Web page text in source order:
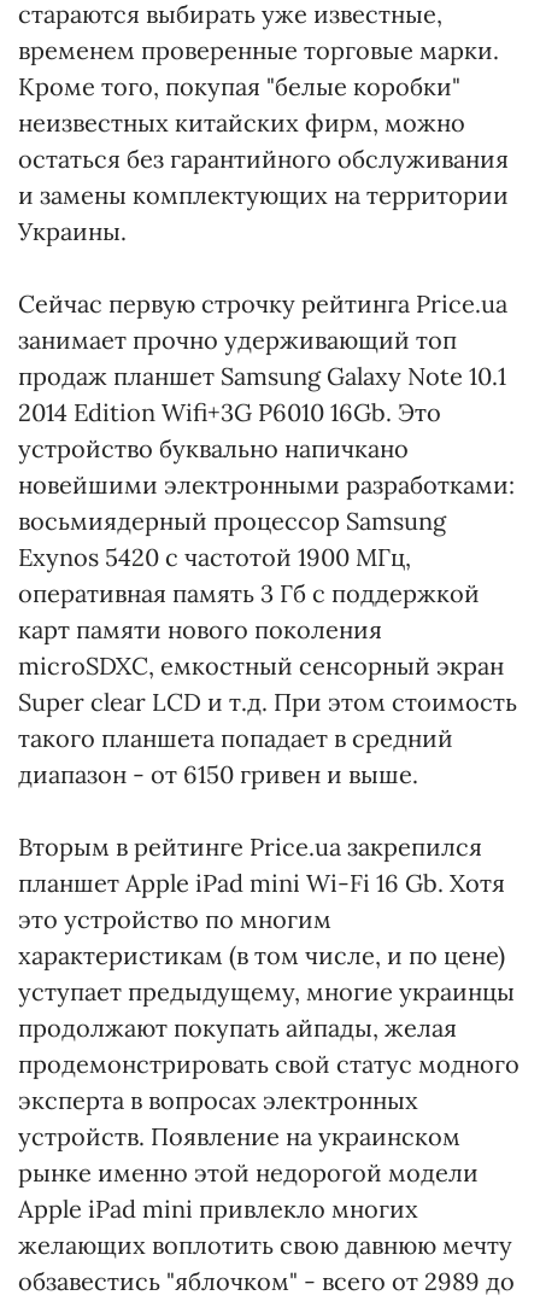
стараются выбирать уже известные,
временем проверенные торговые марки.
Кроме того, покупая "белые коробки"
неизвестных китайских фирм, можно
остаться без гарантийного обслуживания
и замены комплектующих на территории
Украины.
Сейчас первую строчку рейтинга Price.ua
занимает прочно удерживающий топ
продаж планшет Samsung Galaxy Note 10.1
2014 Edition Wifi+3G P6010 16Gb. Это
устройство буквально напичкано
новейшими электронными разработками:
восьмиядерный процессор Samsung
Exynos 5420 с частотой 1900 МГц,
оперативная память 3 Гб с поддержкой
карт памяти нового поколения
microSDXC, емкостный сенсорный экран
Super clear LCD и т.д. При этом стоимость
такого планшета попадает в средний
диапазон - от 6150 гривен и выше.
Вторым в рейтинге Price.ua закрепился
планшет Apple iPad mini Wi-Fi 16 Gb. Хотя
это устройство по многим
характеристикам (в том числе, и по цене)
уступает предыдущему, многие украинцы
продолжают покупать айпады, желая
продемонстрировать свой статус модного
эксперта в вопросах электронных
устройств. Появление на украинском
рынке именно этой недорогой модели
Apple iPad mini привлекло многих
желающих воплотить свою давнюю мечту
обзавестись "яблочком" - всего от 2989 до